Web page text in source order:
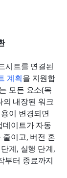
시트를 연결된
계획을 지원합
모든 요소(목
의 내장된 워크
이 변경되면
이트가 자동
이고, 버전 혼
계, 실행 단계,
부터 종료까지